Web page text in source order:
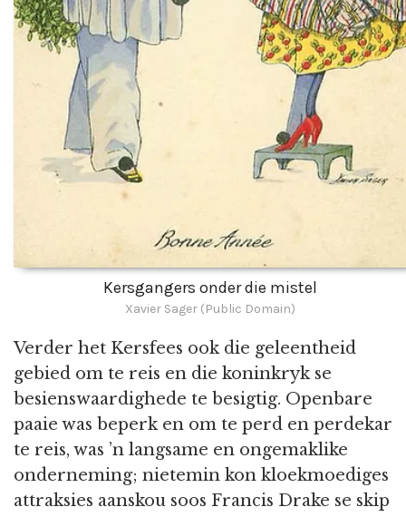
Kersgangers onder die mistel
Xavier Sager (Public Domain)
Verder het Kersfees ook die geleentheid
gebied om te reis en die koninkryk se
besienswaardighede te besigtig. Openbare
paaie was beperk en om te perd en perdekar
te reis, was ’n langsame en ongemaklike
onderneming; nietemin kon kloekmoediges
attraksies aanskou soos Francis Drake se skip